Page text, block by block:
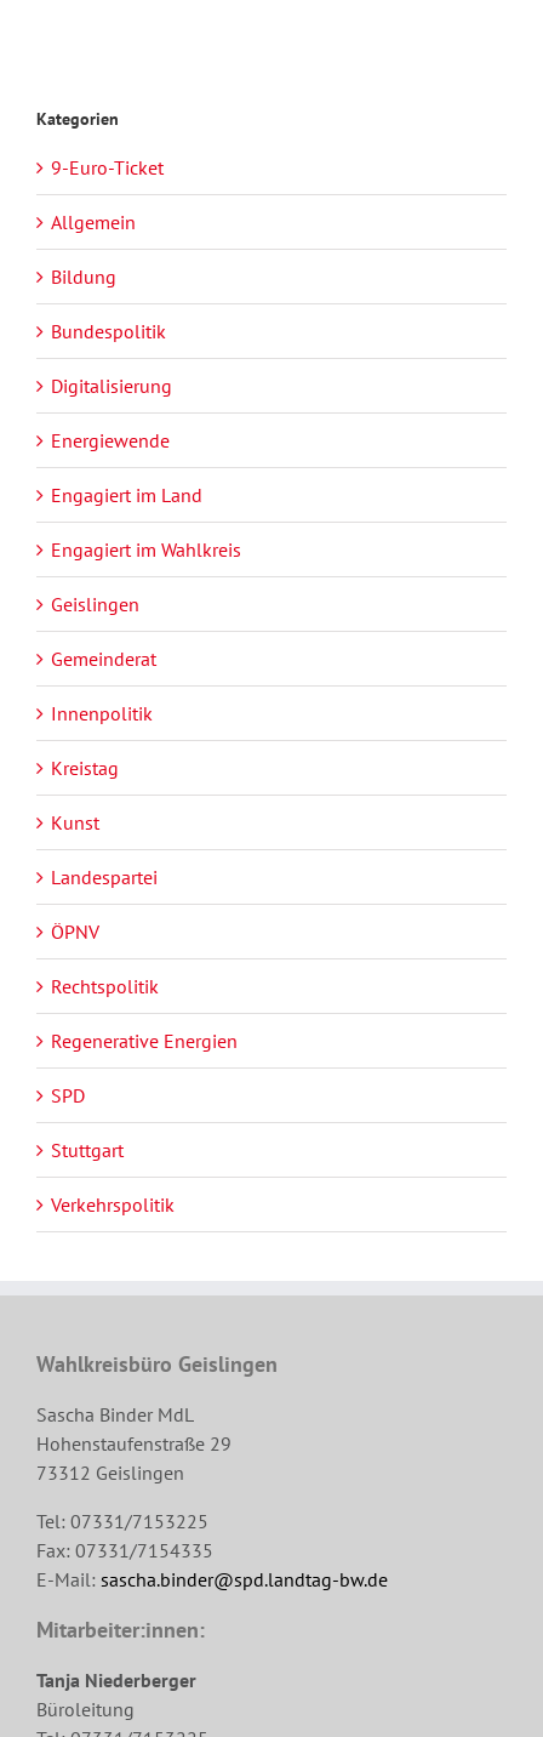
Kategorien
9-Euro-Ticket
Allgemein
Bildung
Bundespolitik
Digitalisierung
Energiewende
Engagiert im Land
Engagiert im Wahlkreis
Geislingen
Gemeinderat
Innenpolitik
Kreistag
Kunst
Landespartei
ÖPNV
Rechtspolitik
Regenerative Energien
SPD
Stuttgart
Verkehrspolitik
Wahlkreisbüro Geislingen
Sascha Binder MdL
Hohenstaufenstraße 29
73312 Geislingen
Tel: 07331/7153225
Fax: 07331/7154335
E-Mail: sascha.binder@spd.landtag-bw.de
Mitarbeiter:innen:
Tanja Niederberger
Büroleitung